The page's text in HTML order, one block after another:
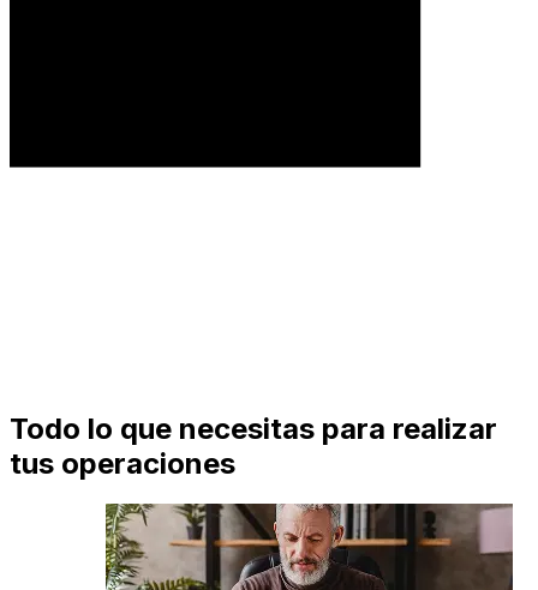
Todo lo que necesitas para realizar
tus operaciones